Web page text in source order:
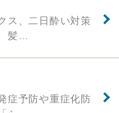
ス、二日酔い対策
髪…
症予防や重症化防